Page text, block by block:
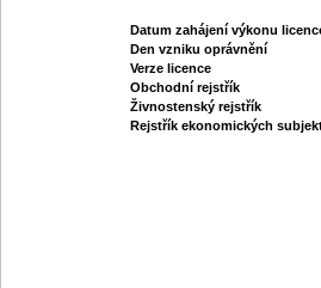
Datum zahájení výkonu
Den vzniku oprávnění
Verze licence
Obchodní rejstřík
Živnostenský rejstřík
Rejstřík ekonomických